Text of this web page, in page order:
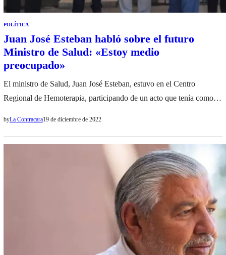
POLÍTICA
Juan José Esteban habló sobre el futuro
Ministro de Salud: «Estoy medio
preocupado»
El ministro de Salud, Juan José Esteban, estuvo en el Centro
Regional de Hemoterapia, participando de un acto que tenía como
byLa Contracara19 de diciembre de 2022